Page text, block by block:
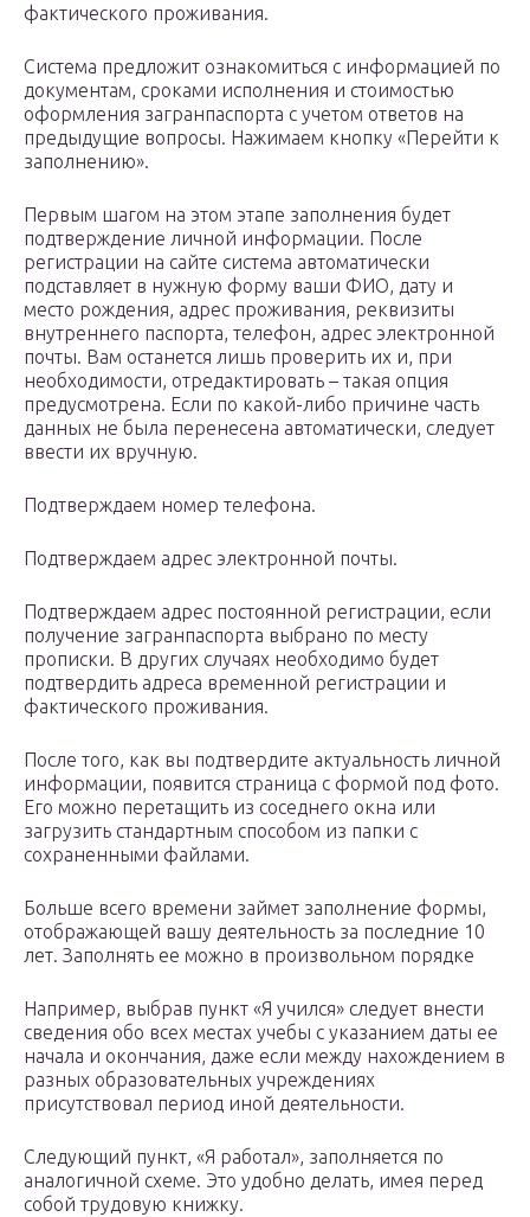
фактического проживания.
Система предложит ознакомиться с информацией по
документам, сроками исполнения и стоимостью
оформления загранпаспорта с учетом ответов на
предыдущие вопросы. Нажимаем кнопку «Перейти к
заполнению».
Первым шагом на этом этапе заполнения будет
подтверждение личной информации. После
регистрации на сайте система автоматически
подставляет в нужную форму ваши ФИО, дату и
место рождения, адрес проживания, реквизиты
внутреннего паспорта, телефон, адрес электронной
почты. Вам останется лишь проверить их и, при
необходимости, отредактировать – такая опция
предусмотрена. Если по какой-либо причине часть
данных не была перенесена автоматически, следует
ввести их вручную.
Подтверждаем номер телефона.
Подтверждаем адрес электронной почты.
Подтверждаем адрес постоянной регистрации, если
получение загранпаспорта выбрано по месту
прописки. В других случаях необходимо будет
подтвердить адреса временной регистрации и
фактического проживания.
После того, как вы подтвердите актуальность личной
информации, появится страница с формой под фото.
Его можно перетащить из соседнего окна или
загрузить стандартным способом из папки с
сохраненными файлами.
Больше всего времени займет заполнение формы,
отображающей вашу деятельность за последние 10
лет. Заполнять ее можно в произвольном порядке
Например, выбрав пункт «Я учился» следует внести
сведения обо всех местах учебы с указанием даты ее
начала и окончания, даже если между нахождением в
разных образовательных учреждениях
присутствовал период иной деятельности.
Следующий пункт, «Я работал», заполняется по
аналогичной схеме. Это удобно делать, имея перед
собой трудовую книжку.